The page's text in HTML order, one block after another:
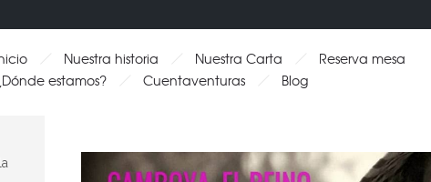
Nuestra historia Nuestra Carta
Reserva mesa
estamos?
Cuentaventuras Blog